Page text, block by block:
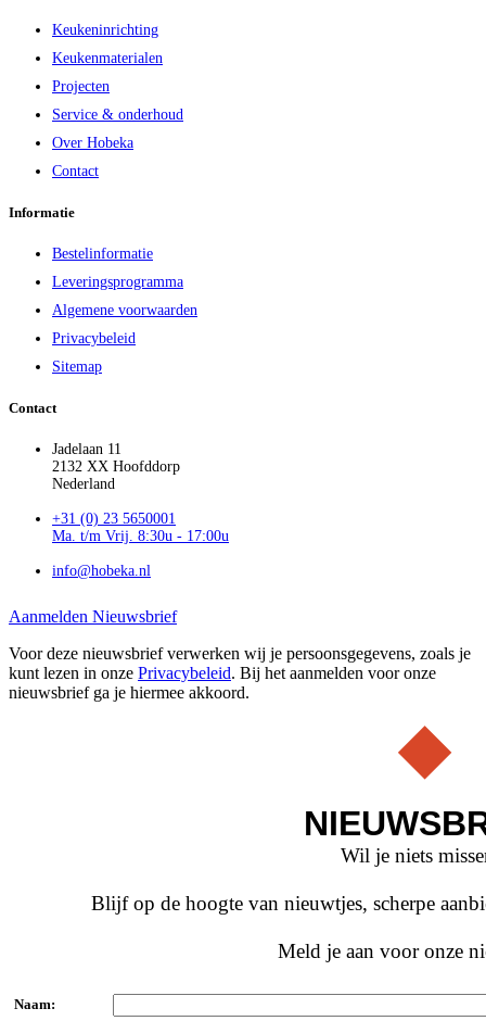
Keukeninrichting
Keukenmaterialen
Projecten
Service & onderhoud
Over Hobeka
Contact
Informatie
Bestelinformatie
Leveringsprogramma
Algemene voorwaarden
Privacybeleid
Sitemap
Contact
Jadelaan 11
2132 XX Hoofddorp
Nederland
+31 (0) 23 5650001
Ma. t/m Vrij. 8:30u - 17:00u
info@hobeka.nl
Aanmelden Nieuwsbrief
Voor deze nieuwsbrief verwerken wij je persoonsgegevens, zoals je
kunt lezen in onze Privacybeleid. Bij het aanmelden voor onze
nieuwsbrief ga je hiermee akkoord.
Wil je niets
Blijf op de hoogte van nieuwtjes, scherpe
Meld je aan voor onze
Naam: